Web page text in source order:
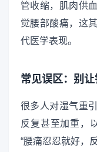
管收缩，肌肉供
觉腰部酸痛，这
代医学表现。
常见误区：别
很多人对湿气重
反复甚至加重，
“腰痛忍忍就好，